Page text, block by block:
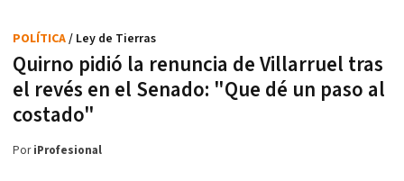
Quirno pidió la renuncia de Villarruel tras
el revés en el Senado: "Que dé un paso al
costado"
POLÍTICA/ Ley de Tierras
PoriProfesional